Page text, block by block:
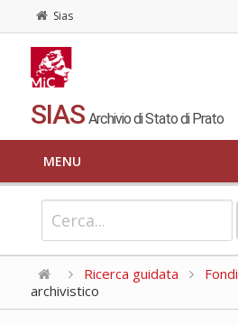
Sias
SIAS Archivio di Stato di Prato
MENU
Ricerca guidata Fondi
archivistico